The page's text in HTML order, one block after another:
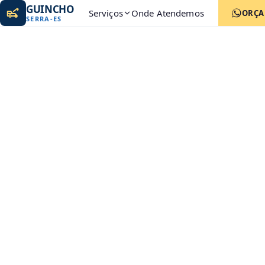
GUINCHO
SERRA-ES Serviços Onde Atendemos